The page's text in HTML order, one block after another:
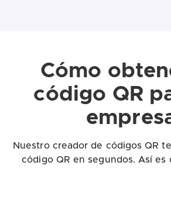
Cómo
código QR
Nuestro creador de códigos QR
código QR en segundos. Así es